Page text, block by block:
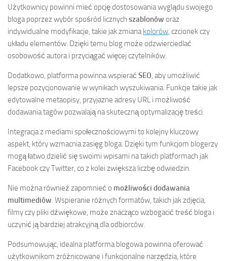
Użytkownicy powinni mieć opcję dostosowania wyglądu swojego
bloga poprzez wybór spośród licznych szablonów oraz
indywidualne modyfikacje, takie jak zmiana kolorów , czcionek czy
układu elementów. Dzięki temu blog może odzwierciedlać
osobowość autora i przyciągać więcej czytelników.
Dodatkowo, platforma powinna wspierać SEO , aby umożliwić
lepsze pozycjonowanie w wynikach wyszukiwania. Funkcje takie jak
edytowalne metaopisy, przyjazne adresy URL i możliwość
dodawania tagów pozwalają na skuteczną optymalizację treści.
Integracja z mediami społecznościowymi to kolejny kluczowy
aspekt, który wzmacnia zasięg bloga. Dzięki tym funkcjom blogerzy
mogą łatwo dzielić się swoimi wpisami na takich platformach jak
Facebook czy Twitter, co z kolei zwiększa liczbę odwiedzin.
Nie można również zapomnieć o możliwości dodawania
multimediów . Wspieranie różnych formatów, takich jak zdjęcia,
filmy czy pliki dźwiękowe, może znacząco wzbogacić treść bloga i
uczynić ją bardziej atrakcyjną dla odbiorców.
Podsumowując, idealna platforma blogowa powinna oferować
użytkownikom zróżnicowane i funkcjonalne narzędzia, które